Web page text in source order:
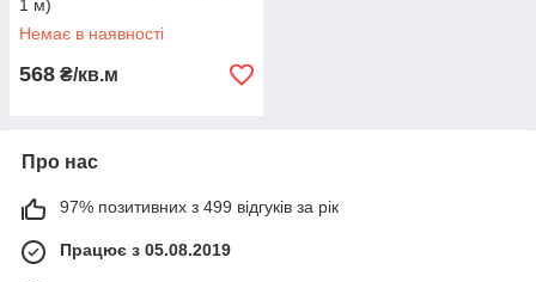
1 м)
Немає в наявності
568 ₴/кв.м
Про нас
97% позитивних з 499 відгуків за рік
Працює з 05.08.2019